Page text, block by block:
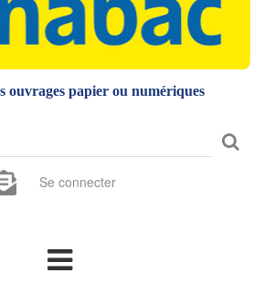
ouvrages papier ou numériques
sur
site
Se connecter